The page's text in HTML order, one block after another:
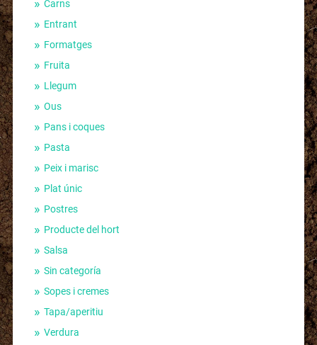
Carns
Entrant
Formatges
Fruita
Llegum
Ous
Pans i coques
Pasta
Peix i marisc
Plat únic
Postres
Producte del hort
Salsa
Sin categoría
Sopes i cremes
Tapa/aperitiu
Verdura